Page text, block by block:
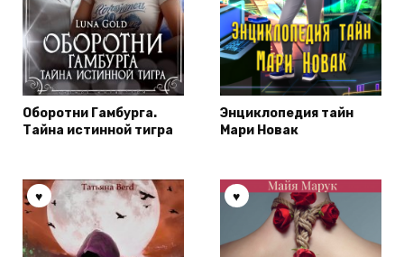
Оборотни Гамбурга.
Тайна истинной тигра
Энциклопедия тайн
Мари Новак